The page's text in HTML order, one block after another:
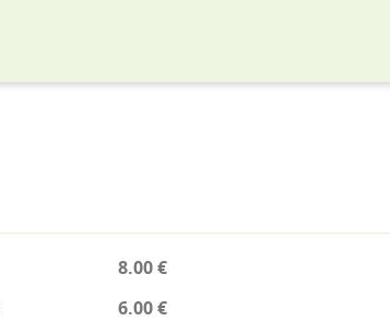
8.00 €
6.00 €